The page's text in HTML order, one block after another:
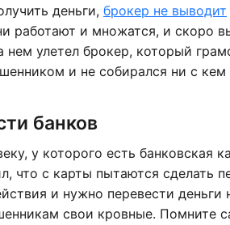
деньги, брокер не выводит
работают и множатся, и скоро
нем улетел брокер, который
и не собирался ни с кем
банков
у которого есть банковская
что с карты пытаются сделать
и нужно перевести деньги
свои кровные. Помните